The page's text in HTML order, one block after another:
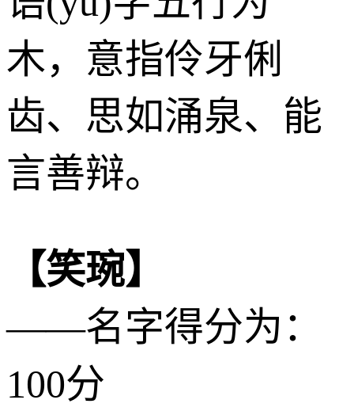
木，意指伶牙俐
齿、思如涌泉、能
言善辩。
【笑琬】
——名字得分为：
100分